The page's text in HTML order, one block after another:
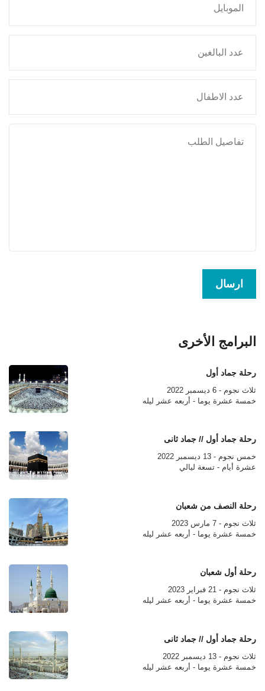
البرامج الأخرى
رحلة جماد أول
ثلاث نجوم - 6 ديسمبر 2022
خمسة عشرة يوما - أربعه عشر ليله
رحلة جماد أول // جماد ثانى
خمس نجوم - 13 ديسمبر 2022
عشرة أيام - تسعة ليالي
رحلة النصف من شعبان
ثلاث نجوم - 7 مارس 2023
خمسة عشرة يوما - أربعه عشر ليله
رحلة أول شعبان
ثلاث نجوم - 21 فبراير 2023
خمسة عشرة يوما - أربعه عشر ليله
رحلة جماد أول // جماد ثانى
ثلاث نجوم - 13 ديسمبر 2022
خمسة عشرة يوما - أربعه عشر ليله